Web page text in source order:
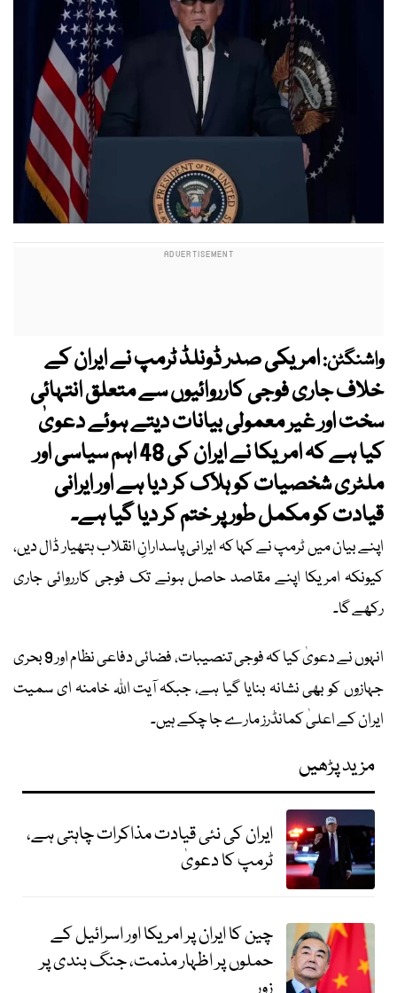
واشنگٹن:امریکی صدر ڈونلڈ ٹرمپ نے ایران کے
خلاف جاری فوجی کارروائیوں سے متعلق انتہائی
سخت اور غیر معمولی بیانات دیتے ہوئے دعویٰ
کیا ہے کہ امریکا نے ایران کی 48 اہم سیاسی اور
ملٹری شخصیات کو ہلاک کر دیا ہے اور ایرانی
قیادت کو مکمل طور پر ختم کر دیا گیا ہے۔
اپنے بیان میں ٹرمپ نے کہا کہ ایرانی پاسدارانِ انقلاب ہتھیار ڈال دیں،
کیونکہ امریکا اپنے مقاصد حاصل ہونے تک فوجی کارروائی جاری
رکھے گا۔
انہوں نے دعویٰ کیا کہ فوجی تنصیبات، فضائی دفاعی نظام اور 9 بحری
جہازوں کو بھی نشانہ بنایا گیا ہے، جبکہ آیت اللہ خامنہ ای سمیت
ایران کے اعلیٰ کمانڈرز مارے جا چکے ہیں۔
مزید پڑھیں
ایران کی نئی قیادت مذاکرات چاہتی ہے،
ٹرمپ کا دعویٰ
چین کا ایران پر امریکا اور اسرائیل کے
حملوں پر اظہار مذمت، جنگ بندی پر